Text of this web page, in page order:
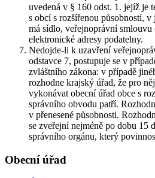
uvedená v § 160 odst. 1. jejíž je
s obcí s rozšířenou působností,
má sídlo, veřejnoprávní
elektronické adresy podatelny.
Nedojde-li k uzavření
odstavce 7, postupuje se v
zvláštního zákona: v případě
rozhodne krajský úřad, že pro
vykonávat obecní úřad obce s
správního obvodu patří.
v přenesené působnosti.
se zveřejní nejméně po dobu 15
správního orgánu, který
Obecní úřad